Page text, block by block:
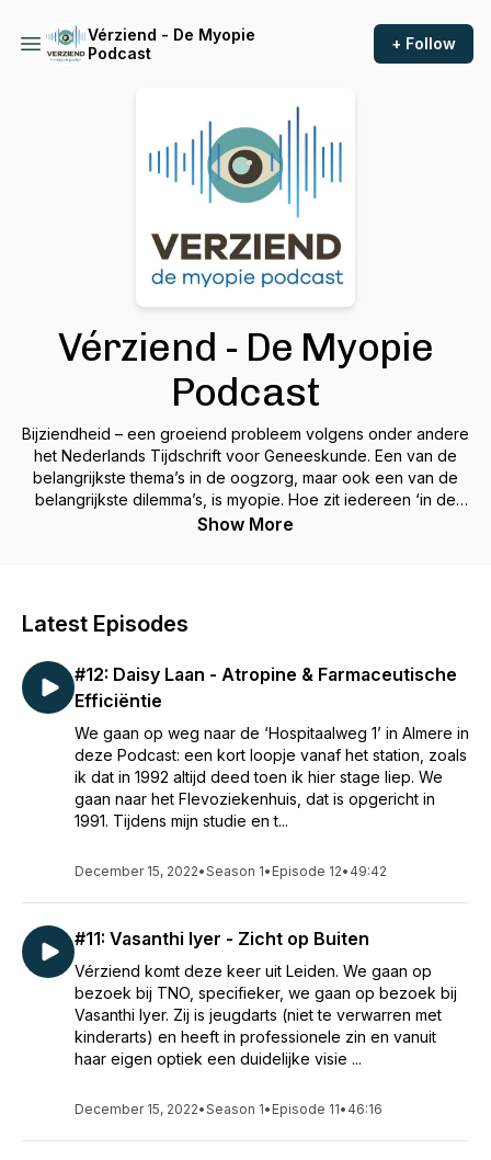
Vérziend - De Myopie
Podcast
+ Follow
Vérziend - De Myopie
Podcast
Bijziendheid – een groeiend probleem volgens onder andere
het Nederlands Tijdschrift voor Geneeskunde. Een van de
belangrijkste thema’s in de oogzorg, maar ook een van de
belangrijkste dilemma’s, is myopie. Hoe zit iedereen ‘in de
wedstrijd’, en om er nog maar een cliché in te gooien: ‘wat is
hebben: voor- en tegenstanders, genuanceerden en ook
achtergrondinformatie en de laatste updates uit de
wetenschappelijke literatuur. Vérziend: een objectieve en
Management. In dit eerste seizoen - 12 episodes waarin álle
aspecten van myopie management aan bod komen: van
noodzaak en relevantie, tot preventie, optische intervetie e
farmaceutische interventie. Pogasten zijn: Annet Haarman,
Peter van Etten, Clair Enthoven, Jeroen Mulder, Eva van ’t
Michaud, Gerlof Du Bois, Karin van Hees, Vasanthi Iyer en
Muziek: Micha Sprenger
Show More
Latest Episodes
#12: Daisy Laan - Atropine & Farmaceutische
Efficiëntie
We gaan op weg naar de ‘Hospitaalweg 1’ in Almere in
deze Podcast: een kort loopje vanaf het station, zoals
ik dat in 1992 altijd deed toen ik hier stage liep. We
gaan naar het Flevoziekenhuis, dat is opgericht in
1991. Tijdens mijn studie en t...
December 15, 2022•Season 1• Episode 12• 49:42
#11: Vasanthi Iyer - Zicht op Buiten
Vérziend komt deze keer uit Leiden. We gaan op
bezoek bij TNO, specifieker, we gaan op bezoek bij
Vasanthi Iyer. Zij is jeugdarts (niet te verwarren met
kinderarts) en heeft in professionele zin en vanuit
haar eigen optiek een duidelijke visie ...
December 15, 2022•Season 1• Episode 11• 46:16